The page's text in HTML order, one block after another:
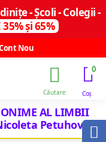
- Școli - Colegii -
35% și 65%
Nou
0
AL LIMBII
Petuhov